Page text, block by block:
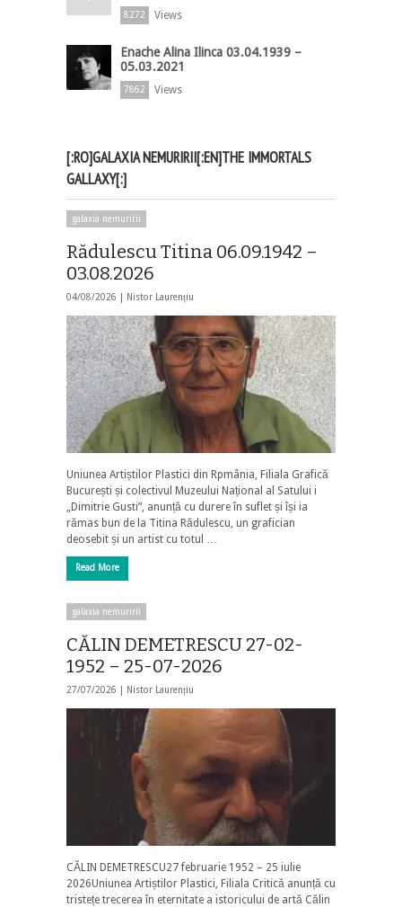
8272 Views
Enache Alina Ilinca 03.04.1939 –
05.03.2021
7862 Views
[:RO]GALAXIA NEMURIRII[:EN]THE IMMORTALS
GALLAXY[:]
galaxia nemuririi
Rădulescu Titina 06.09.1942 –
03.08.2026
04/08/2026 | Nistor Laurențiu
Uniunea Artiștilor Plastici din Rpmânia, Filiala Grafică
București și colectivul Muzeului Național al Satului i
„Dimitrie Gusti”, anunță cu durere în suflet și își ia
rămas bun de la Titina Rădulescu, un grafician
deosebit și un artist cu totul …
Read More
galaxia nemuririi
CĂLIN DEMETRESCU 27-02-
1952 – 25-07-2026
27/07/2026 | Nistor Laurențiu
CĂLIN DEMETRESCU27 februarie 1952 – 25 iulie
2026Uniunea Artiștilor Plastici, Filiala Critică anunță cu
tristețe trecerea în eternitate a istoricului de artă Călin